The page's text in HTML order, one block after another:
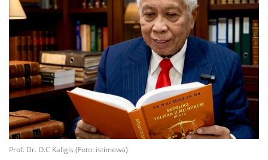
Prof. Dr. O.C Kaligis (Foto: istimewa)